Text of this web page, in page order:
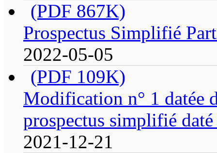
(PDF 867K)
Prospectus Simplifié
2022-05-05
(PDF 109K)
Modification n° 1 datée
prospectus simplifié
2021-12-21